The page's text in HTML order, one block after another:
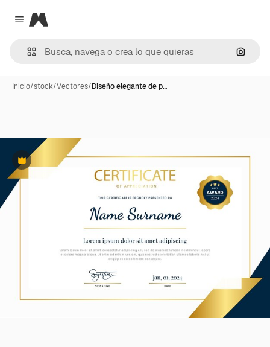
Close menu
Magnific
Inicio/stock/Vectores/Diseño elegante de p…
Premium